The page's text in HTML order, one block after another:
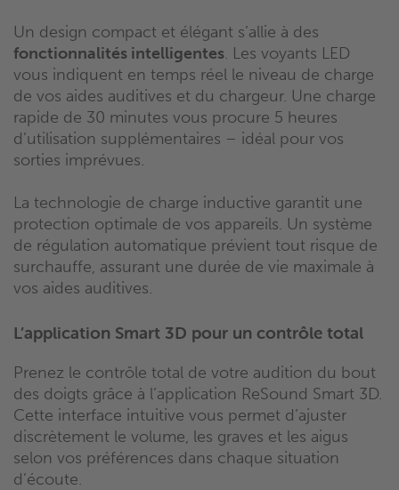
Un design compact et élégant s’allie à des
fonctionnalités intelligentes. Les voyants LED
vous indiquent en temps réel le niveau de charge
de vos aides auditives et du chargeur. Une charge
rapide de 30 minutes vous procure 5 heures
d’utilisation supplémentaires – idéal pour vos
sorties imprévues.
La technologie de charge inductive garantit une
protection optimale de vos appareils. Un système
de régulation automatique prévient tout risque de
surchauffe, assurant une durée de vie maximale à
vos aides auditives.
L’application Smart 3D pour un contrôle total
Prenez le contrôle total de votre audition du bout
des doigts grâce à l’application ReSound Smart 3D.
Cette interface intuitive vous permet d’ajuster
discrètement le volume, les graves et les aigus
selon vos préférences dans chaque situation
d’écoute.